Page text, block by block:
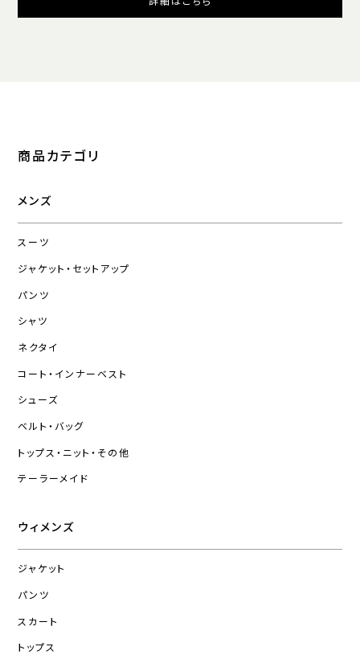
商品カテゴリ
メンズ
スーツ
ジャケット・セットアップ
パンツ
シャツ
ネクタイ
コート・インナーベスト
シューズ
ベルト・バッグ
トップス・ニット・その他
テーラーメイド
ウィメンズ
ジャケット
パンツ
スカート
トップス